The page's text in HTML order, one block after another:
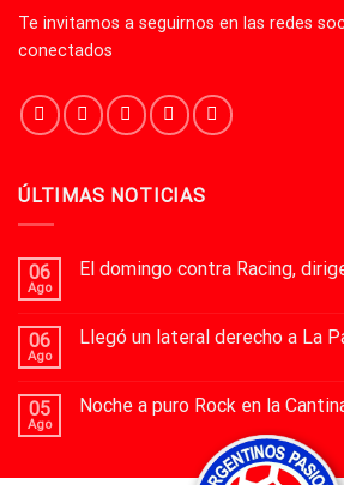
Te invitamos a seguirnos en las redes
conectados
ÚLTIMAS NOTICIAS
06
Ago
El domingo contra Racing,
06
Ago
Llegó un lateral derecho a La
05
Ago
Noche a puro Rock en la